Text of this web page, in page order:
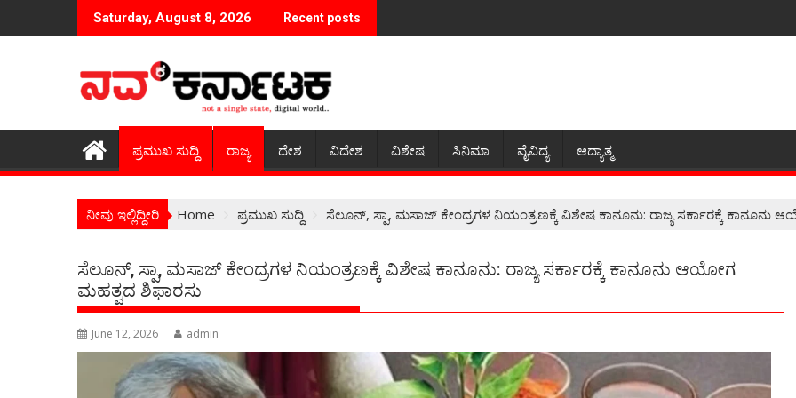
to
Saturday, August 8, 2026 Recent posts
ಪ್ರಮುಖ ಸುದ್ದಿ ರಾಜ್ಯ ದೇಶ ವಿದೇಶ ವಿಶೇಷ ಸಿನಿಮಾ ವೈವಿದ್ಯ ಆದ್ಯಾತ್ಮ
ನೀವು ಇಲ್ಲಿದ್ದೀರಿ Home ಪ್ರಮುಖ ಸುದ್ದಿ ಸೆಲೂನ್, ಸ್ಪಾ, ಮಸಾಜ್ ಕೇಂದ್ರಗಳ ನಿಯಂತ್ರಣಕ್ಕೆ ವಿಶೇಷ ಕಾನೂನು: ರಾಜ್ಯ ಸರ್ಕಾರಕ್ಕೆ ಕಾನೂನು
ಸೆಲೂನ್, ಸ್ಪಾ, ಮಸಾಜ್ ಕೇಂದ್ರಗಳ ನಿಯಂತ್ರಣಕ್ಕೆ ವಿಶೇಷ ಕಾನೂನು: ರಾಜ್ಯ ಸರ್ಕಾರಕ್ಕೆ ಕಾನೂನು ಆಯೋಗ
ಮಹತ್ವದ ಶಿಫಾರಸು
June 12, 2026 admin